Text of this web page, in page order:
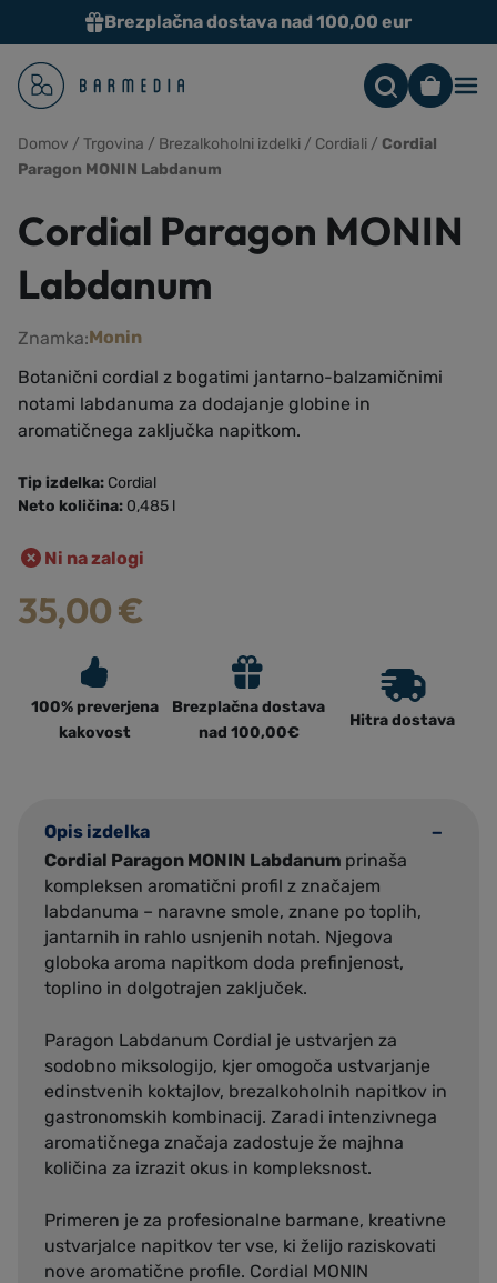
Brezplačna dostava nad 100,00 eur
Domov / Trgovina / Brezalkoholni izdelki / Cordiali / Cordial
Paragon MONIN Labdanum
Cordial Paragon MONIN
Labdanum
Znamka:Monin
Botanični cordial z bogatimi jantarno-balzamičnimi
notami labdanuma za dodajanje globine in
aromatičnega zaključka napitkom.
Tip izdelka: Cordial
Neto količina: 0,485 l
Ni na zalogi
35,00€
100% preverjena
kakovost
Brezplačna dostava
nad 100,00€
Hitra dostava
Opis izdelka
Cordial Paragon MONIN Labdanum prinaša
kompleksen aromatični profil z značajem
labdanuma – naravne smole, znane po toplih,
jantarnih in rahlo usnjenih notah. Njegova
globoka aroma napitkom doda prefinjenost,
toplino in dolgotrajen zaključek.
Paragon Labdanum Cordial je ustvarjen za
sodobno miksologijo, kjer omogoča ustvarjanje
edinstvenih koktajlov, brezalkoholnih napitkov in
gastronomskih kombinacij. Zaradi intenzivnega
aromatičnega značaja zadostuje že majhna
količina za izrazit okus in kompleksnost.
Primeren je za profesionalne barmane, kreativne
ustvarjalce napitkov ter vse, ki želijo raziskovati
nove aromatične profile. Cordial MONIN